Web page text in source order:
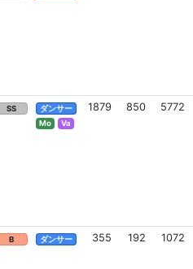
SS
ダンサー
Mo
Va
1879 850 5772
B ダンサー 355 192 1072